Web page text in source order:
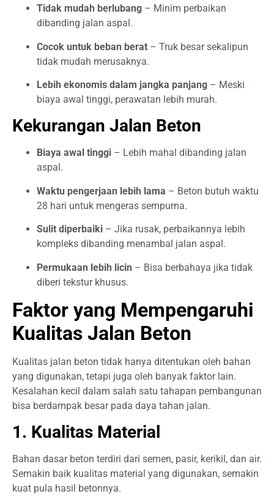
Tidak mudah berlubang – Minim perbaikan
dibanding jalan aspal.
Cocok untuk beban berat – Truk besar sekalipun
tidak mudah merusaknya.
Lebih ekonomis dalam jangka panjang – Meski
biaya awal tinggi, perawatan lebih murah.
Kekurangan Jalan Beton
Biaya awal tinggi – Lebih mahal dibanding jalan
aspal.
Waktu pengerjaan lebih lama – Beton butuh waktu
28 hari untuk mengeras sempurna.
Sulit diperbaiki – Jika rusak, perbaikannya lebih
kompleks dibanding menambal jalan aspal.
Permukaan lebih licin – Bisa berbahaya jika tidak
diberi tekstur khusus.
Faktor yang Mempengaruhi
Kualitas Jalan Beton
Kualitas jalan beton tidak hanya ditentukan oleh bahan
yang digunakan, tetapi juga oleh banyak faktor lain.
Kesalahan kecil dalam salah satu tahapan pembangunan
bisa berdampak besar pada daya tahan jalan.
1. Kualitas Material
Bahan dasar beton terdiri dari semen, pasir, kerikil, dan air.
Semakin baik kualitas material yang digunakan, semakin
kuat pula hasil betonnya.